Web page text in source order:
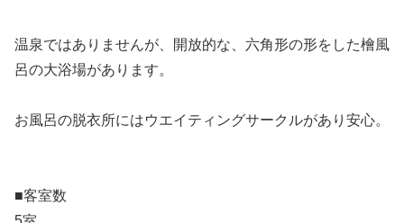
温泉ではありませんが、開放的な、六角形の形をした檜風
呂の大浴場があります。
お風呂の脱衣所にはウエイティングサークルがあり安心。
■客室数